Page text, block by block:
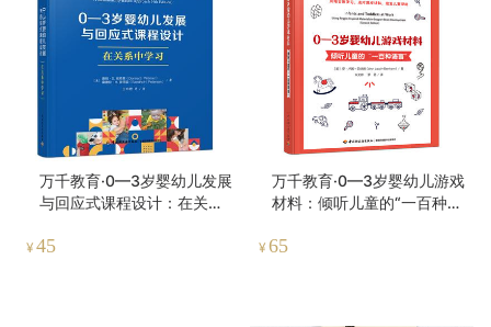
万千教育·0—3岁婴幼儿发展
与回应式课程设计：在关系
¥ 45
万千教育·0—3岁婴幼儿游戏
材料：倾听儿童的“一百种语
¥ 65